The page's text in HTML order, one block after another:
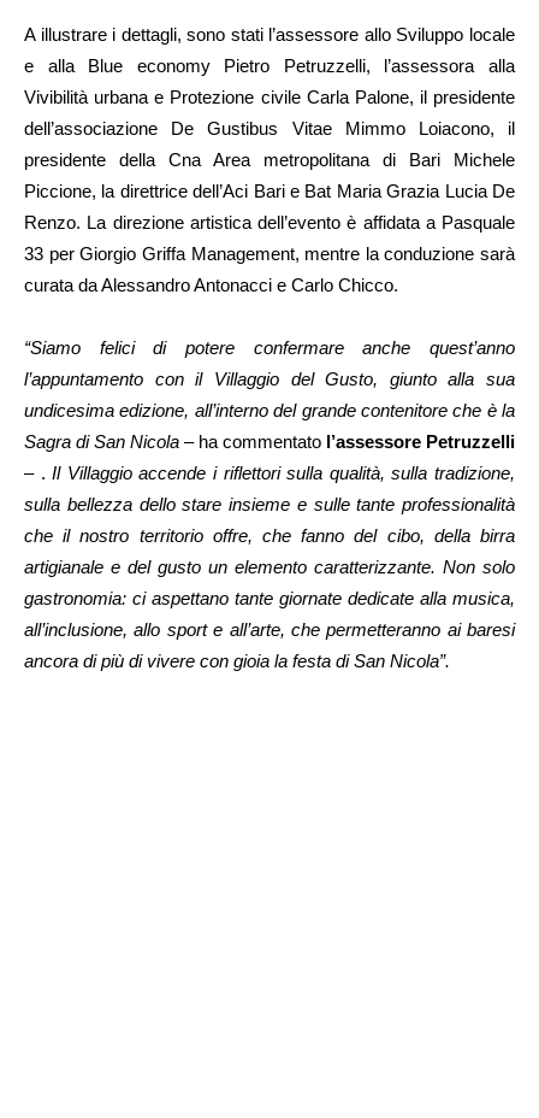
A illustrare i dettagli, sono stati l’assessore allo Sviluppo locale
e alla Blue economy Pietro Petruzzelli, l’assessora alla
Vivibilità urbana e Protezione civile Carla Palone, il presidente
dell’associazione De Gustibus Vitae Mimmo Loiacono, il
presidente della Cna Area metropolitana di Bari Michele
Piccione, la direttrice dell’Aci Bari e Bat Maria Grazia Lucia De
Renzo. La direzione artistica dell’evento è affidata a Pasquale
33 per Giorgio Griffa Management, mentre la conduzione sarà
curata da Alessandro Antonacci e Carlo Chicco.
“Siamo felici di potere confermare anche quest’anno
l’appuntamento con il Villaggio del Gusto, giunto alla sua
undicesima edizione, all’interno del grande contenitore che è la
Sagra di San Nicola –ha commentato l’assessore Petruzzelli
– . Il Villaggio accende i riflettori sulla qualità, sulla tradizione,
sulla bellezza dello stare insieme e sulle tante professionalità
che il nostro territorio offre, che fanno del cibo, della birra
artigianale e del gusto un elemento caratterizzante. Non solo
gastronomia: ci aspettano tante giornate dedicate alla musica,
all’inclusione, allo sport e all’arte, che permetteranno ai baresi
ancora di più di vivere con gioia la festa di San Nicola”.